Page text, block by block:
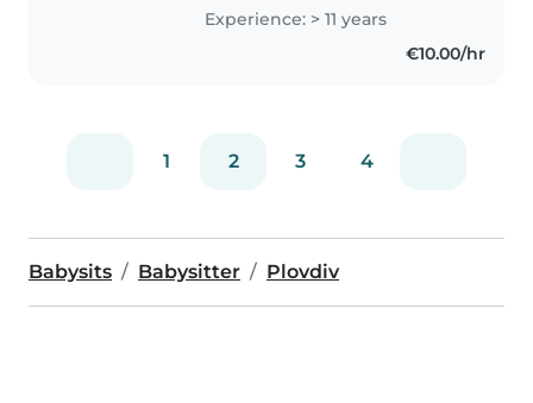
Experience: > 11 years
€10.00/hr
1 2 3 4
Babysits Babysitter Plovdiv